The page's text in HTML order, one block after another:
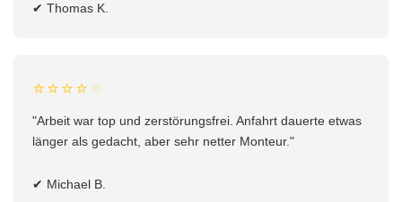
✔ Thomas K.
⭐⭐⭐⭐⭐
"Arbeit war top und zerstörungsfrei. Anfahrt dauerte etwas
länger als gedacht, aber sehr netter Monteur."
✔ Michael B.